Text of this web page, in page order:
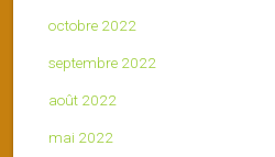
octobre 2022
septembre 2022
août 2022
mai 2022